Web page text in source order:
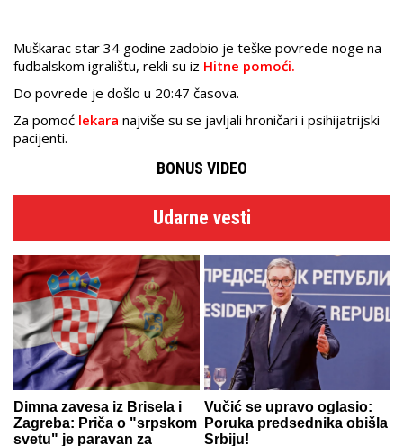
Muškarac star 34 godine zadobio je teške povrede noge na
fudbalskom igralištu, rekli su iz Hitne pomoći.
Do povrede je došlo u 20:47 časova.
Za pomoć lekara najviše su se javljali hroničari i psihijatrijski
pacijenti.
BONUS VIDEO
Udarne vesti
Dimna zavesa iz Brisela i
Zagreba: Priča o "srpskom
svetu" je paravan za
Vučić se upravo oglasio:
Poruka predsednika obišla
Srbiju!